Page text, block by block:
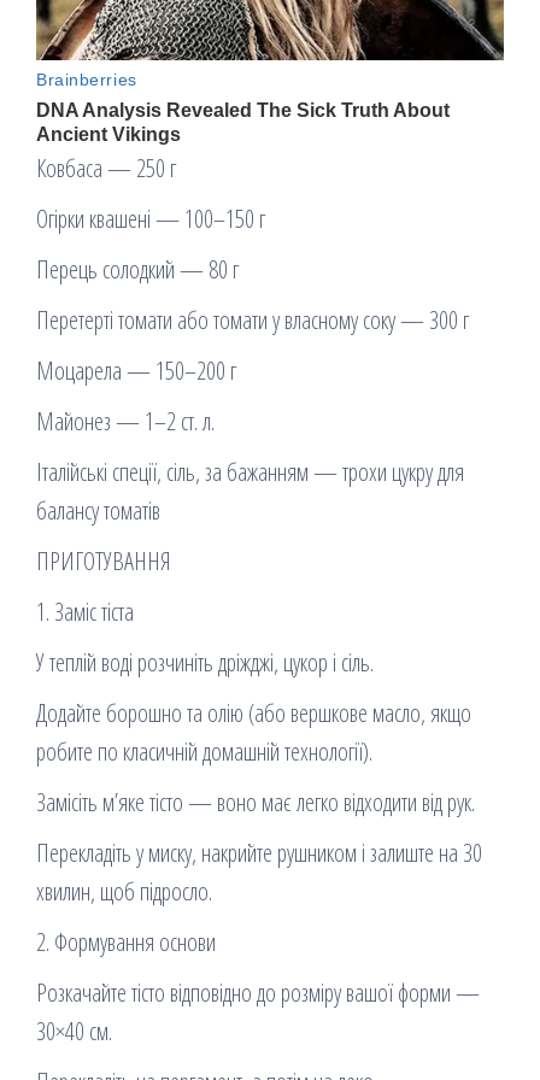
Ковбаса — 250 г
Огірки квашені — 100–150 г
Перець солодкий — 80 г
Перетерті томати або томати у власному соку — 300 г
Моцарела — 150–200 г
Майонез — 1–2 ст. л.
Італійські спеції, сіль, за бажанням — трохи цукру для
балансу томатів
ПРИГОТУВАННЯ
1. Заміс тіста
У теплій воді розчиніть дріжджі, цукор і сіль.
Додайте борошно та олію (або вершкове масло, якщо
робите по класичній домашній технології).
Замісіть м’яке тісто — воно має легко відходити від рук.
Перекладіть у миску, накрийте рушником і залиште на 30
хвилин, щоб підросло.
2. Формування основи
Розкачайте тісто відповідно до розміру вашої форми —
30×40 см.